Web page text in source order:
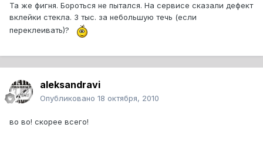
Та же фигня. Бороться не пытался. На сервисе сказали дефект
вклейки стекла. 3 тыс. за небольшую течь (если
переклеивать)?
aleksandravi
Опубликовано 18 октября, 2010
во во! скорее всего!